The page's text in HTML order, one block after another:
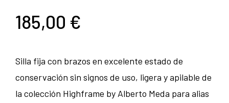
185,00 €
Silla fija con brazos en excelente estado de
conservación sin signos de uso, ligera y apilable de
la colección Highframe by Alberto Meda para alias